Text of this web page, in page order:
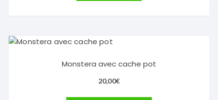
Monstera avec cache pot
20,00€